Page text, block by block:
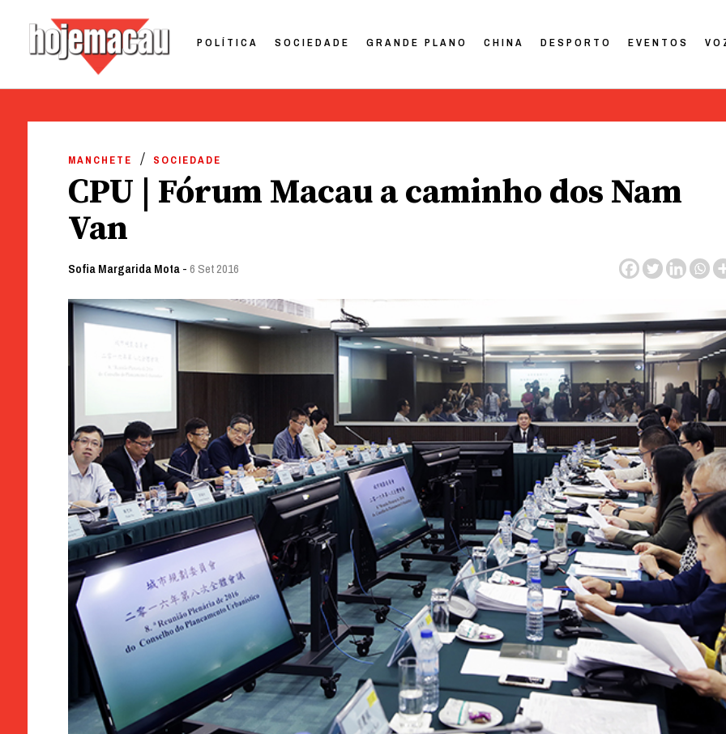
POLÍTICA SOCIEDADE GRANDE PLANO CHINA DESPORTO EVENTOS
MANCHETE SOCIEDADE
CPU | Fórum Macau a caminho dos Nam
Van
Sofia Margarida Mota-6 Set 2016